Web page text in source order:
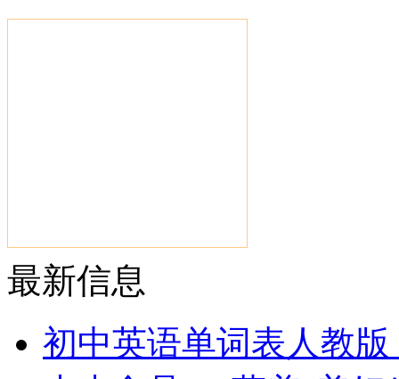
最新信息
初中英语单词表人教